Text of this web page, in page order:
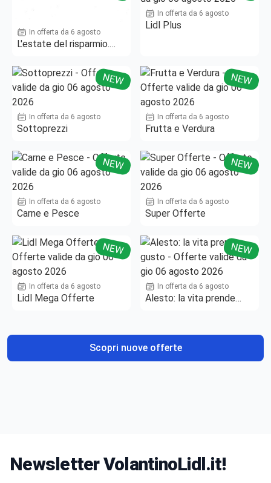
In offerta da 6 agosto
L'estate del risparmio.
In offerta da 6 agosto
Lidl Plus
NEW
In offerta da 6 agosto
Sottoprezzi
NEW
In offerta da 6 agosto
Frutta e Verdura
NEW
In offerta da 6 agosto
Carne e Pesce
NEW
In offerta da 6 agosto
Super Offerte
NEW
In offerta da 6 agosto
Lidl Mega Offerte
NEW
In offerta da 6 agosto
Alesto: la vita prende
Scopri nuove offerte
Newsletter VolantinoLidl.it!